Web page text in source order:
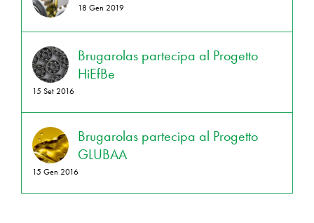
18 Gen 2019
Brugarolas partecipa al Progetto
HiEfBe
15 Set 2016
Brugarolas partecipa al Progetto
GLUBAA
15 Gen 2016